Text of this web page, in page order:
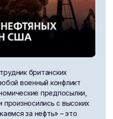
британских
военный конфликт
предпосылки,
с высоких
за нефть» – это